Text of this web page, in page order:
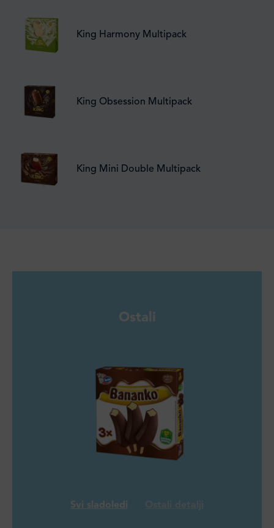
King Harmony Multipack
King Obsession Multipack
King Mini Double Multipack
Ostali
Svi sladoledi